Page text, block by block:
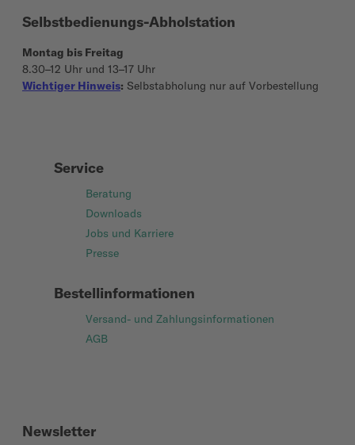
Service
Beratung
Downloads
Jobs und Karriere
Presse
Bestellinformationen
Versand- und Zahlungsinformationen
AGB
Newsletter
Selbstbedienungs-Abholstation
Montag bis Freitag
8.30–12 Uhr und 13–17 Uhr
Wichtiger Hinweis: Selbstabholung nur auf Vorbestellung